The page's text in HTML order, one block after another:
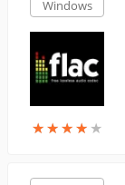
Windows
★★★★ ★
★★★★ ★